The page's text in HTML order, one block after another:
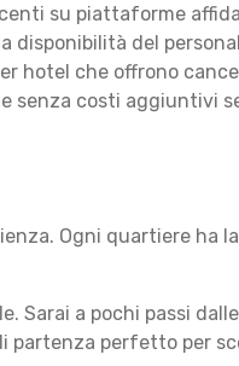
su piattaforme
disponibilità del
hotel che offrono
senza costi aggiuntivi
Ogni quartiere ha
Sarai a pochi passi
perfetto per